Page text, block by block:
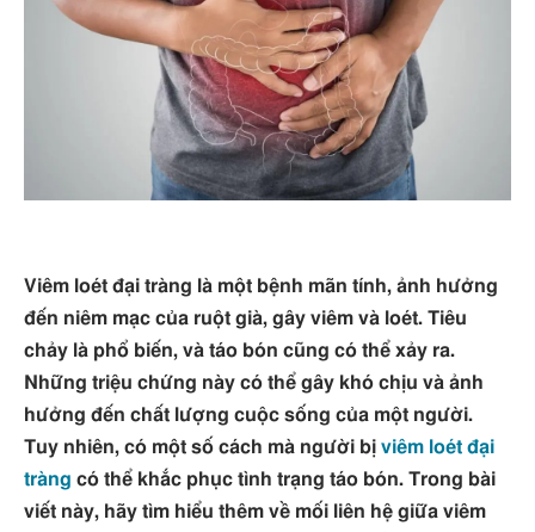
Viêm loét đại tràng là một bệnh mãn tính, ảnh hưởng
đến niêm mạc của ruột già, gây viêm và loét. Tiêu
chảy là phổ biến, và táo bón cũng có thể xảy ra.
Những triệu chứng này có thể gây khó chịu và ảnh
hưởng đến chất lượng cuộc sống của một người.
Tuy nhiên, có một số cách mà người bị viêm loét đại
tràng có thể khắc phục tình trạng táo bón. Trong bài
viết này, hãy tìm hiểu thêm về mối liên hệ giữa viêm